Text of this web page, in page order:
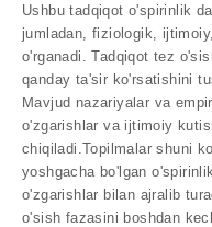
Ushbu tadqiqot o'spirinlik
jumladan, fiziologik,
o'rganadi. Tadqiqot tez
qanday ta'sir ko'rsatishini
Mavjud nazariyalar va
o'zgarishlar va ijtimoiy
chiqiladi.Topilmalar shuni
yoshgacha bo'lgan
o'zgarishlar bilan ajralib
o'sish fazasini boshdan